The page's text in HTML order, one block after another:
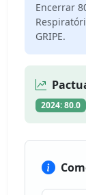
Encerrar
GRIPE.
2024: 80.0